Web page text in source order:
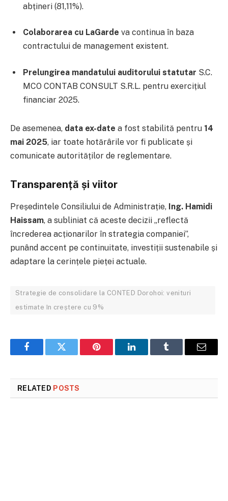
abțineri (81,11%).
Colaborarea cu LaGarde va continua în baza
contractului de management existent.
Prelungirea mandatului auditorului statutar S.C.
MCO CONTAB CONSULT S.R.L. pentru exercițiul
financiar 2025.
De asemenea, data ex-date a fost stabilită pentru 14
mai 2025, iar toate hotărârile vor fi publicate și
comunicate autorităților de reglementare.
Transparență și viitor
Președintele Consiliului de Administrație, Ing. Hamidi
Haissam, a subliniat că aceste decizii „reflectă
încrederea acționarilor în strategia companiei”,
punând accent pe continuitate, investiții sustenabile și
adaptare la cerințele pieței actuale.
Strategie de consolidare la CONTED Dorohoi: venituri
estimate în creștere cu 9%
FacebookTwitter Pinterest LinkedInTumblr Email
RELATED POSTS